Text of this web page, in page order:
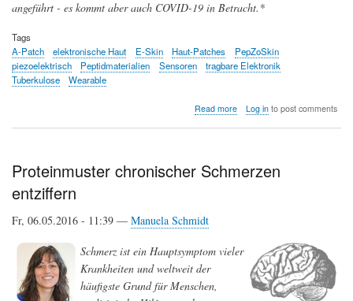
angeführt - es kommt aber auch COVID-19 in Betracht.*
Tags
A-Patch
elektronische Haut E-Skin Haut-Patches
PepZoSkin
piezoelektrisch
Peptidmaterialien Sensoren
tragbare Elektronik
Tuberkulose
Wearable
Read moreabout
Wiederherstellung
Krankheiten
Log into post comments
Proteinmuster chronischer Schmerzen
entziffern
Fr, 06.05.2016 - 11:39 — Manuela Schmidt
Schmerz ist ein Hauptsymptom vieler
Krankheiten und weltweit der
häufigste Grund für Menschen,